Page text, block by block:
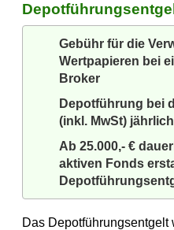
Gebühr für die
Wertpapieren bei
Broker
Depotführung bei
(inkl. MwSt) jährlich
Ab 25.000,- €
aktiven Fonds
Das